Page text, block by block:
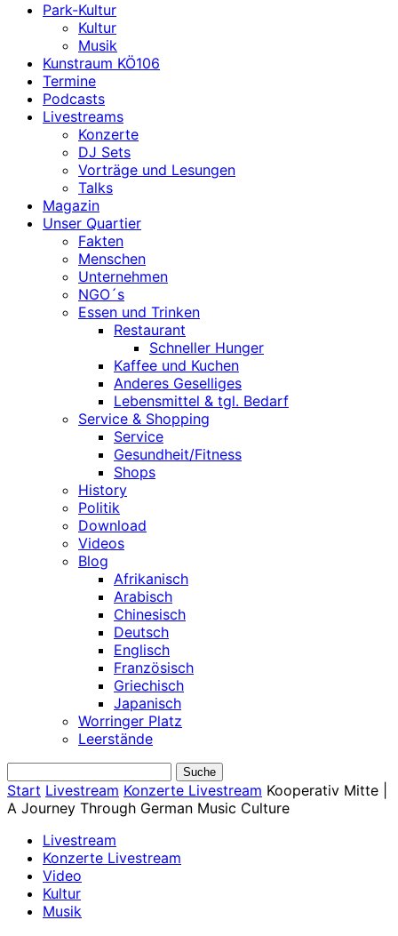
Park-Kultur
Kultur
Musik
Kunstraum KÖ106
Termine
Podcasts
Livestreams
Konzerte
DJ Sets
Vorträge und Lesungen
Talks
Magazin
Unser Quartier
Fakten
Menschen
Unternehmen
NGO´s
Essen und Trinken
Restaurant
Schneller Hunger
Kaffee und Kuchen
Anderes Geselliges
Lebensmittel & tgl. Bedarf
Service & Shopping
Service
Gesundheit/Fitness
Shops
History
Politik
Download
Videos
Blog
Afrikanisch
Arabisch
Chinesisch
Deutsch
Englisch
Französisch
Griechisch
Japanisch
Worringer Platz
Leerstände
Start Livestream Konzerte Livestream Kooperativ Mitte |
A Journey Through German Music Culture
Livestream
Konzerte Livestream
Video
Kultur
Musik